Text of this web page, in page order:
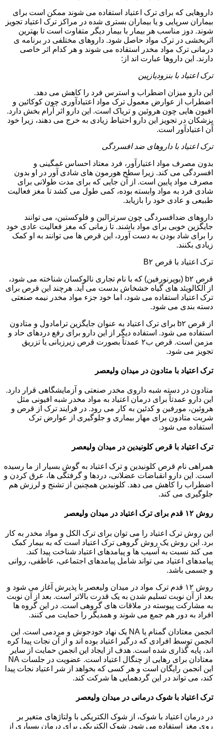
داروهایی که برای ترک اعتیاد استفاده می شوند ممکن است برای
بیماران سرپایی و یا بیماران بستری شده در مراکز ترک اعتیاد تجویز
شوند. دوز مناسب هر بیمار با بیمار دیگر متفاوت است تا بهترین
اثربخشی در ترک مواد حاصل شود. داروهای مختلفی در برنامه ی
درمانی ترک مواد مخدر استفاده می شوند و هر کدام اثر خاصی
دارند. این داروها عبارت اند از:
ترک اعتیاد با بنزودیازپین
این دارو میزان اضطراب و استرس فرد را کاهش می دهد.
اضطراب از عوارض معمول ترک مواد اعتیادآوری چون کوکائین و
افیون هایی چون هروئین و تریاک است. این دارو اثر آرام بخش دارد.
پزشکان در تجویز این دارو احتیاط زیادی به خرج می دهند، زیرا خود
آن اعتیادآور است.
ترک اعتیاد با داروهای ضد افسردگی
بدون مصرف مواد اعتیارآور، فرد معتاد احساس غمگینی و
افسردگی می کند. زیرا سطح هورمون های شادی آور در او بدون
مصرف مواد پایین است. از آن جایی که برای مدت طولانی برای
شادی فرد به مواد وابسته بوده، کمی طول می کشد تا مغز فعالیت
طبیعی و عادی خود را بازیابد.
داروهای ضدافسردگی چون سرترالین و فلوکستین، می توانند
جایگزین خوبی برای مواد باشند. تا زمانی که مغز فعالیت عادی خود
را برای شاد بودن به دست آورد، این قرص ها می توانند به او کمک
زیادی بکنند.
ترک اعتیاد با قرص B۲
قرص b۲ (بوپرنورفین) که با نام تجاری نالوکسان شناخته می شود،
از آلکالویئد های گیاه خشخاش بدست می آید. هرچند این قرص برای
ترک اعتیاد استفاده می شود، اما خود جزء مواد مخدر نیمه صنعتی
دسته بندی می شود.
از قرص b۲ برای ترک اعتیاد به عنوان جایگزین ترامادول و متادون
استفاده می شود. استفاده دیگر از این دارو برای رفع دردهای حاد و
مزمن است. قرص ب۲ عمدتاً بصورت قرص زیرزبانی یا تزریق
تجویز می شود.
ترک اعتیاد با متادون در میدان ولیعصر
متادون در دسته شبه داروی مخدر صنعتی و آزمایشگاهی قرار دارد.
این دارو عمدتاً برای درمان اعتیاد به مواد مخدر شبه افیونی مثل
هروئین، مورفین و کدئین به کار می رود. در فرایند ترک از قرص و
شربت متادون برای مهار بیماری و جلوگیری از عوارض ترک
استفاده می شود.
ترک اعتیاد با قرص کلونیدین در میدان ولیعصر
همراهی نام قرص کلونیدین و ترک اعتیاد به گوش بسیار از ما رسیده
است. این دارو انقباضات عضلانی، دردها و گرفتگی ها، عرق کردن و
اضطراب را کاهش می دهد. کلونیدین همچنین از تشنج و لرزش هم
جلوگیری می کند.
روش ۱۲ قدم برای ترک اعتیاد در میدان ولیعصر
این روش ترک اعتیاد را می توان برای ترک الکل و مواد مخدر به کار
برد. این روش یک روش گروهی ترک اعتیاد است که به بیمار کمک
می کند نسبت به آسیب ها و پیامدهای اعتیاد شناخت پیدا کند.
پیامدهای اعتیاد می تواند شامل پیامدهای اجتماعی، عاطفی، روانی
و جسمی باشد.
روش ۱۲ قدم ترک مواد در میدان ولیعصر با پذیرش آغاز می شود و
بعد از آن نوبت تسلیم شدن به یک قدرت بالاتر است. بعد از آن نوبت
به مشارکت پیوسته در ملاقات های گروهی است. در این گروه ها
افراد به دور هم جمع می شوند و همدیگر را حمایت می کنند.
انجمن معتادان گمنام یا NA یک نهاد خودجوش و مردمی است. این
انجمن توسط افرادی که درگیر اعتیاد بوده اند و از آن نجات پیدا کره
اند، پایه گذاری شده است. هدف از ایجاد این انجمن حمایت از سایر
معتادان برای رهایی از چنگال اعتیاد است. عضویت در جلسات NA
این انجمن رایگان است و هر کسی که بخواهد از شر اعتیاد نجات پیدا
کند، می تواند در این گردهمایی ها شرکت کند.
ترک اعتیاد با شوک درمانی در میدان ولیعصر
در درمان اعتیاد با شوک، از شوک الکتریکی با ولتاژهای متغیر بر
روی مغز استفاده می شود. شوک الکتریکی برای درمان بسیاری از